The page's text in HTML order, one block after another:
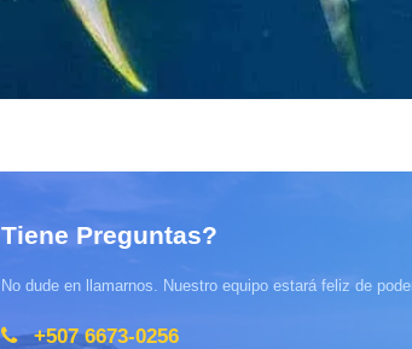
Tiene Preguntas?
No dude en llamarnos. Nuestro equipo estará feliz de
+507 6673-0256